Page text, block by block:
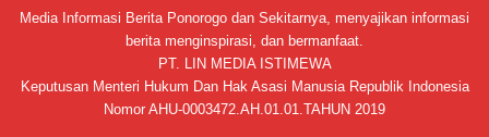
Media Informasi Berita Ponorogo dan Sekitarnya, menyajikan informasi
berita menginspirasi, dan bermanfaat.
PT. LIN MEDIA ISTIMEWA
Keputusan Menteri Hukum Dan Hak Asasi Manusia Republik Indonesia
Nomor AHU-0003472.AH.01.01.TAHUN 2019